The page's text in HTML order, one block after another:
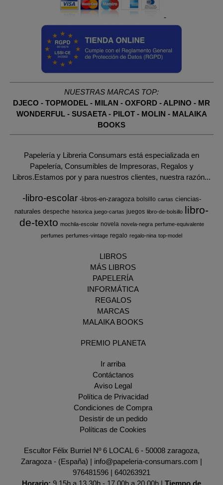
-
NUESTRAS MARCAS TOP:
DJECO - TOPMODEL - MILAN - OXFORD - ALPINO - MR
WONDERFUL- SUSAETA- PILOT- MOLIN - MALAIKA
BOOKS
Papelería y Libreria Consumars está especializada en
Papelería, Consumibles de Impresoras, Regalos y
Libros.Estamos por y para nuestros clientes, nuestra razón...
-libro-escolar -libros-en-zaragoza bolsillo cartas ciencias-
naturales despeche historica juego-cartas juegos libro-de-bolsillo libro-
de-texto mochila-escolar novela novela-negra perfume-equivalente
perfumes perfumes-vintage regalo regalo-nina top-model
LIBROS
MÁS LIBROS
PAPELERÍA
INFORMÁTICA
REGALOS
MARCAS
MALAIKA BOOKS
PREMIO PLANETA
Ir arriba
Contáctanos
Aviso Legal
Política de Privacidad
Condiciones de Compra
Desistir de un pedido
Políticas de Cookies
Escultor Félix Burriel Nº 6 LOCAL 6 - 50008 zaragoza,
Zaragoza - (España) | info@papeleria-consumars.com |
976481596 | 640263921
Horario: 9.15h a 13.30h - 17.00h a 20.00h | Tiempo de